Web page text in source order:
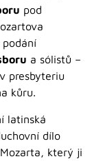
pod
podání
a sólistů –
presbyteriu
kůru.
latinská
dílo
který ji